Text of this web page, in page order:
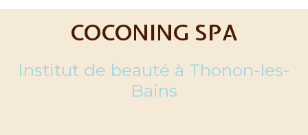
COCONING SPA
Institut de beauté à Thonon-les-
Bains